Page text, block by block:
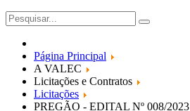
Página Principal
A VALEC
Licitações e Contratos
Licitações
PREGÃO - EDITAL Nº 008/2023